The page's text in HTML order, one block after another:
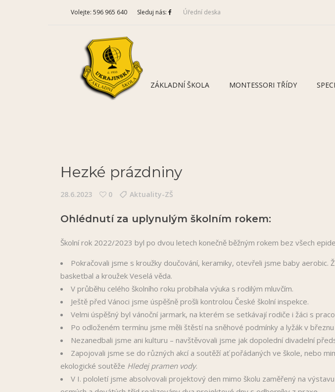
Volejte: 596 965 640 Sleduj nás: Úřední deska
ZÁKLADNÍ ŠKOLA MONTESSORI TŘÍDY
Hezké prázdniny
28.6.2023 0 Aktuality-ZŠ
Ohlédnutí za uplynulým školním rokem:
Školní rok 2022/2023 byl po dvou letech konečně běžným rokem bez všech
Pokračovali jsme s kroužky doučování, keramiky, otevřeli jsme baby
basketbal a kroužek Veselá věda.
V průběhu celého školního roku probíhala výuka s rodilým mluvčím.
Ještě před Vánoci jsme úspěšně prošli kontrolou České školní inspekce.
Velmi úspěšný byl vánoční jarmark, na kterém se setkávají rodiče i žáci s
Po odloženém termínu jsme měli štěstí na sněhové podmínky a lyžák v
Nezanedbali jsme ani kulturu – navštěvovali jsme jak dopolední divadelní
Zapojovali jsme se do různých akcí a soutěží ať pořádaných ve škole, nebo
ekologické soutěže Hledej pramen vody.
V I. pololetí jsme absolvovali projektový den mimo školu zaměřený na výstavu